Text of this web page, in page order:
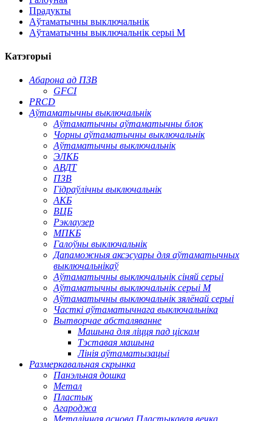
Прадукты
Аўтаматычны выключальнік
Аўтаматычны выключальнік серыі M
Катэгорыі
Абарона ад ПЗВ
GFCI
PRCD
Аўтаматычны выключальнік
Аўтаматычны аўтаматычны блок
Чорны аўтаматычны выключальнік
Аўтаматычны выключальнік
ЭЛКБ
АВДТ
ПЗВ
Гідраўлічны выключальнік
АКБ
ВЦБ
Рэклаузер
МПКБ
Галоўны выключальнік
Дапаможныя аксэсуары для аўтаматычных
выключальнікаў
Аўтаматычны выключальнік сіняй серыі
Аўтаматычны выключальнік серыі M
Аўтаматычны выключальнік зялёнай серыі
Часткі аўтаматычнага выключальніка
Вытворчае абсталяванне
Машына для ліцця пад ціскам
Тэставая машына
Лінія аўтаматызацыі
Размеркавальная скрынка
Панэльная дошка
Метал
Пластык
Агароджа